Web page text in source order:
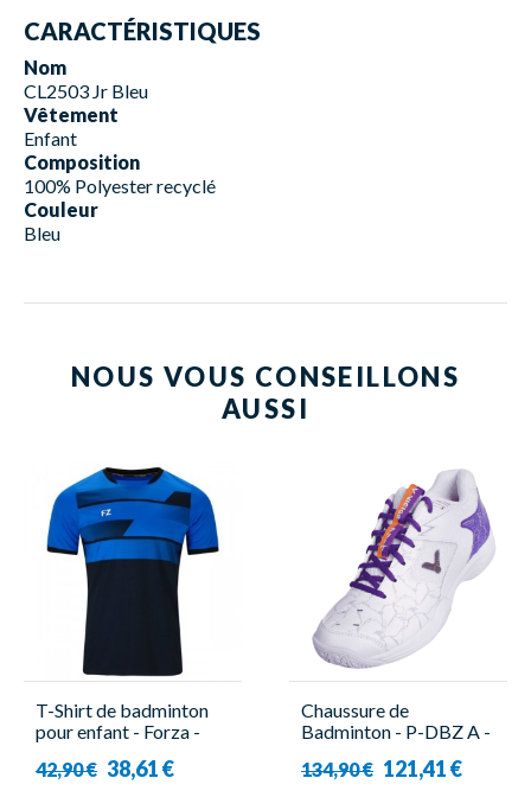
CARACTÉRISTIQUES
Nom
CL2503 Jr Bleu
Vêtement
Enfant
Composition
100% Polyester recyclé
Couleur
Bleu
NOUS VOUS CONSEILLONS
AUSSI
T-Shirt de badminton
pour enfant - Forza -
42,90 € 38,61 €
Chaussure de
Badminton - P-DBZ A -
134,90 € 121,41 €